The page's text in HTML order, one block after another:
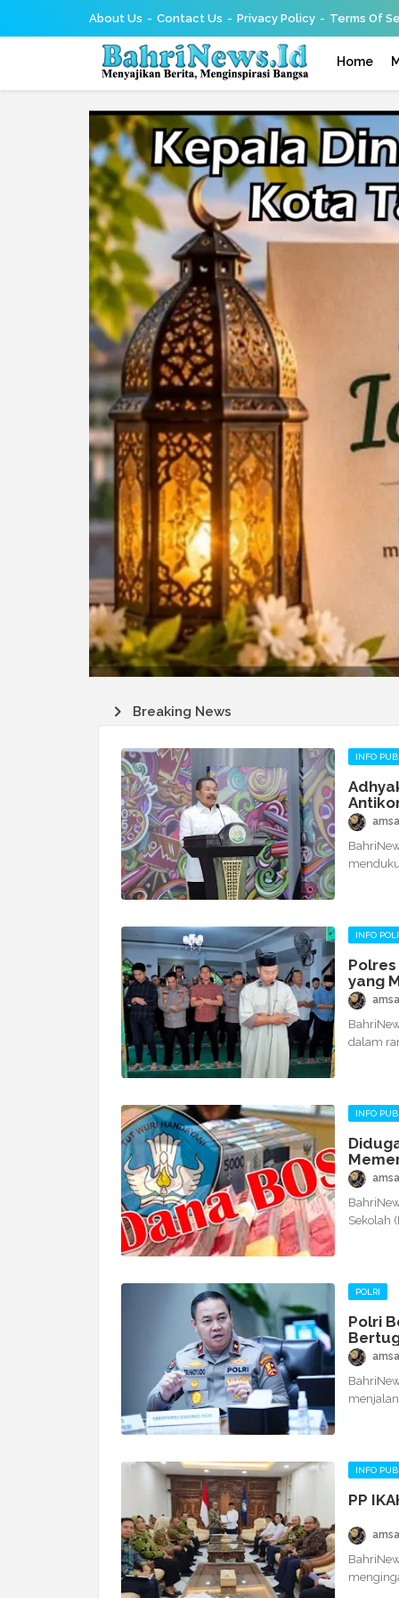
About Us Contact Us Privacy Policy Terms Of
Home
Breaking News
INFO
INFO
yang
dalam
INFO
Sekolah
POLRI
Polri
INFO
PP